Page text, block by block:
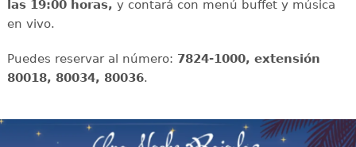
las 19:00 horas, y contará con menú buffet y música
en vivo.
Puedes reservar al número: 7824-1000, extensión
80018, 80034, 80036.